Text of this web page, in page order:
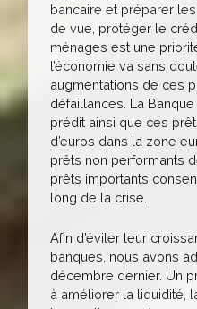
bancaire et préparer
de vue, protéger le
ménages est une
l’économie va sans
augmentations de ces
défaillances. La
prédit ainsi que ces
d’euros dans la zone
prêts non performants
prêts importants
long de la crise.
Afin d’éviter leur
banques, nous avons
décembre dernier. Un
à améliorer la liquidité,